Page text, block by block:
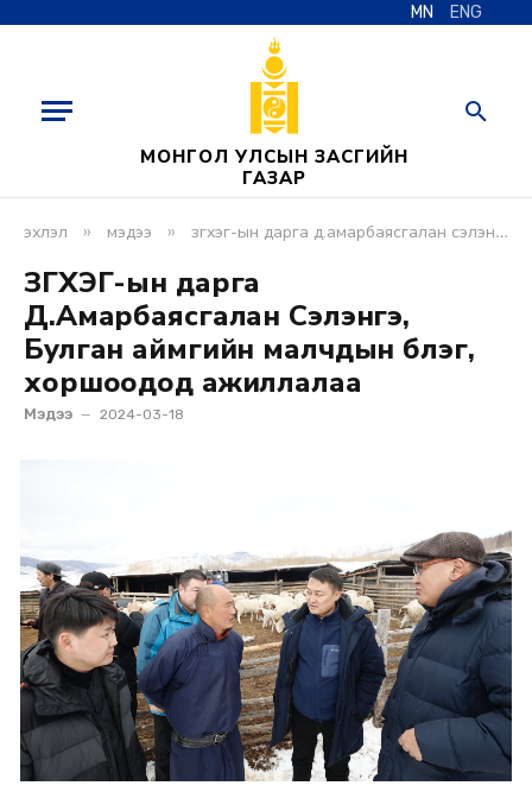
MN ENG
МОНГОЛ УЛСЫН ЗАСГИЙН
ГАЗАР
эхлэл » мэдээ » згхэг-ын дарга д.амарбаясгалан сэлэнгэ, булган аймгийн малчдын бүлэг, хоршоодод ажиллалаа
ЗГХЭГ-ын дарга
Д.Амарбаясгалан Сэлэнгэ,
Булган аймгийн малчдын бүлэг,
хоршоодод ажиллалаа
Мэдээ 2024-03-18